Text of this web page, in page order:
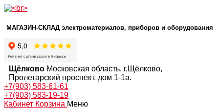
МАГАЗИН-СКЛАД электроматериалов, приборов и оборудования
Щёлково Московская область, г.Щёлково,
Пролетарский проспект, дом 1‑1а.
+7(903) 583-61-61
+7(903) 583-19-19
Кабинет Корзина Меню